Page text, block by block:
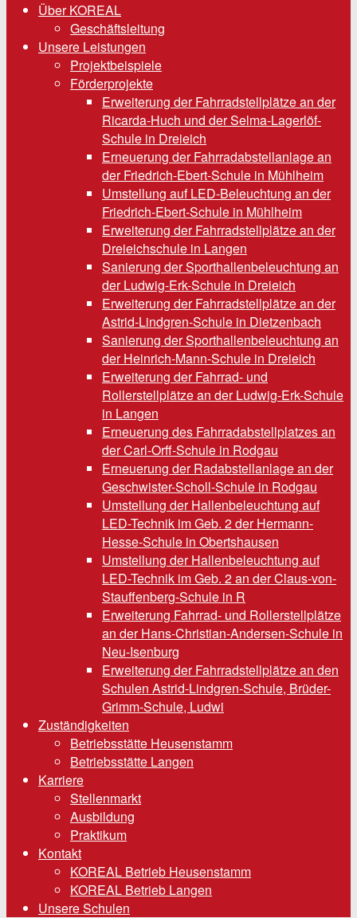
Über KOREAL
Geschäftsleitung
Unsere Leistungen
Projektbeispiele
Förderprojekte
Erweiterung der Fahrradstellplätze an der
Ricarda-Huch und der Selma-Lagerlöf-
Schule in Dreieich
Erneuerung der Fahrradabstellanlage an
der Friedrich-Ebert-Schule in Mühlheim
Umstellung auf LED-Beleuchtung an der
Friedrich-Ebert-Schule in Mühlheim
Erweiterung der Fahrradstellplätze an der
Dreieichschule in Langen
Sanierung der Sporthallenbeleuchtung an
der Ludwig-Erk-Schule in Dreieich
Erweiterung der Fahrradstellplätze an der
Astrid-Lindgren-Schule in Dietzenbach
Sanierung der Sporthallenbeleuchtung an
der Heinrich-Mann-Schule in Dreieich
Erweiterung der Fahrrad- und
Rollerstellplätze an der Ludwig-Erk-Schule
in Langen
Erneuerung des Fahrradabstellplatzes an
der Carl-Orff-Schule in Rodgau
Erneuerung der Radabstellanlage an der
Geschwister-Scholl-Schule in Rodgau
Umstellung der Hallenbeleuchtung auf
LED-Technik im Geb. 2 der Hermann-
Hesse-Schule in Obertshausen
Umstellung der Hallenbeleuchtung auf
LED-Technik im Geb. 2 an der Claus-von-
Stauffenberg-Schule in R
Erweiterung Fahrrad- und Rollerstellplätze
an der Hans-Christian-Andersen-Schule in
Neu-Isenburg
Erweiterung der Fahrradstellplätze an den
Schulen Astrid-Lindgren-Schule, Brüder-
Grimm-Schule, Ludwi
Zuständigkeiten
Betriebsstätte Heusenstamm
Betriebsstätte Langen
Karriere
Stellenmarkt
Ausbildung
Praktikum
Kontakt
KOREAL Betrieb Heusenstamm
KOREAL Betrieb Langen
Unsere Schulen